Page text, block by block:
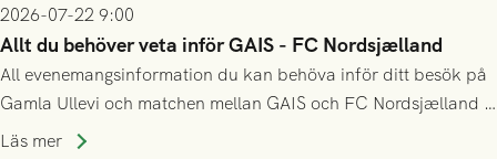
2026-07-22 9:00
Allt du behöver veta inför GAIS - FC Nordsjælland
All evenemangsinformation du kan behöva inför ditt besök på
Gamla Ullevi och matchen mellan GAIS och FC Nordsjælland i
kvalet till Conference League! Avspark kl 19.00 på torsdag
Läs mer